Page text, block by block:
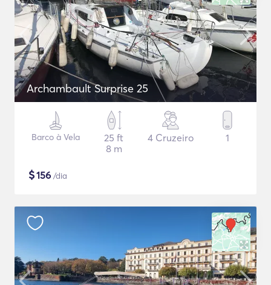
Archambault Surprise 25
Barco à Vela
25 ft
8 m
4 Cruzeiro 1
$156 /dia